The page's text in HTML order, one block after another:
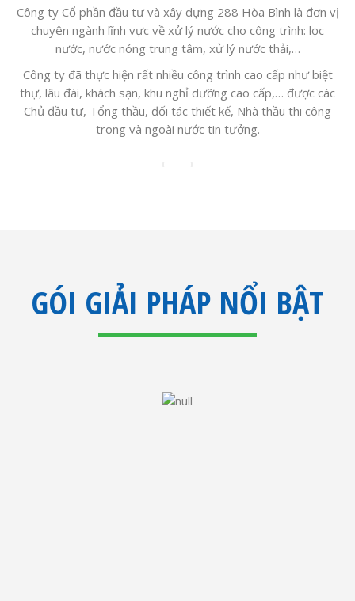
Công ty Cổ phần đầu tư và xây dựng 288 Hòa Bình là đơn vị
chuyên ngành lĩnh vực về xử lý nước cho công trình: lọc
nước, nước nóng trung tâm, xử lý nước thải,…
Công ty đã thực hiện rất nhiều công trình cao cấp như biệt
thự, lâu đài, khách sạn, khu nghỉ dưỡng cao cấp,… được các
Chủ đầu tư, Tổng thầu, đối tác thiết kế, Nhà thầu thi công
trong và ngoài nước tin tưởng.
GÓI GIẢI PHÁP NỔI BẬT